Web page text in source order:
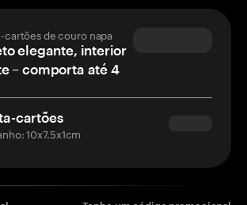
de couro napa
elegante, interior
– comporta até 4
cartões
10x7.5x1cm